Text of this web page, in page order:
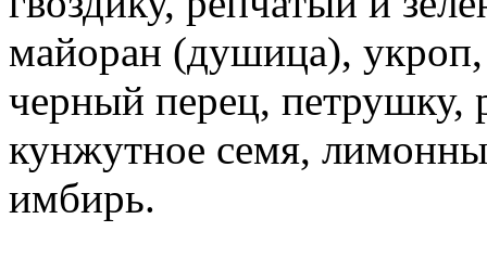
майоран (душица),
черный перец, петрушку,
кунжутное семя,
имбирь.